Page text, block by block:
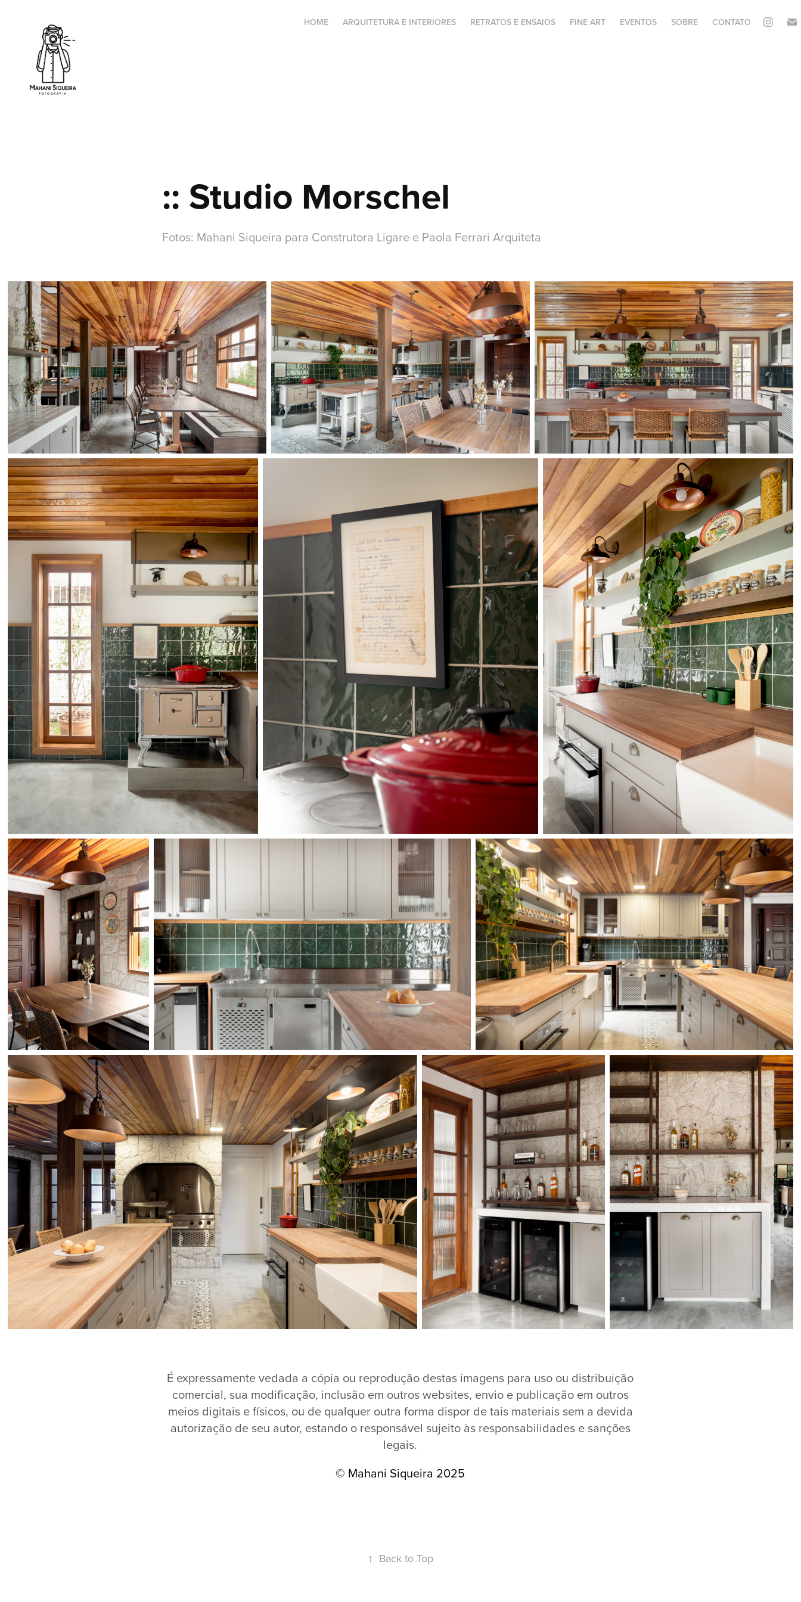
HOME ARQUITETURA E INTERIORES RETRATOS E ENSAIOS FINE ART EVENTOS SOBRE CONTATO
:: Studio Morschel
Fotos: Mahani Siqueira para Construtora Ligare e Paola Ferrari Arquiteta
É expressamente vedada a cópia ou reprodução destas imagens para uso ou distribuição
comercial, sua modificação, inclusão em outros websites, envio e publicação em outros
meios digitais e físicos, ou de qualquer outra forma dispor de tais materiais sem a devida
autorização de seu autor, estando o responsável sujeito às responsabilidades e sanções
legais.
© Mahani Siqueira 2025
↑ Back to Top